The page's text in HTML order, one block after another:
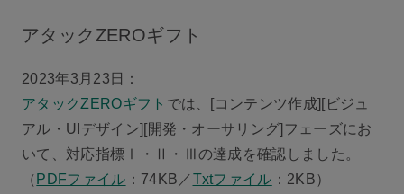
アタックZEROギフト
2023年3月23日：
アタックZEROギフト では、[コンテンツ作成][ビジュ
アル・UIデザイン][開発・オーサリング]フェーズにお
いて、対応指標Ⅰ・Ⅱ・Ⅲの達成を確認しました。
（ PDFファイル ：74KB／Txtファイル ：2KB）